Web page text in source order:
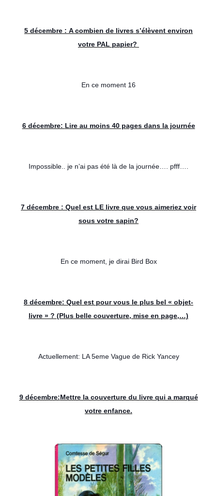
5 décembre : A combien de livres s’élèvent environ
votre PAL papier?
En ce moment 16
6 décembre: Lire au moins 40 pages dans la journée
Impossible.. je n’ai pas été là de la journée…. pfff….
7 décembre : Quel est LE livre que vous aimeriez voir
sous votre sapin?
En ce moment, je dirai Bird Box
8 décembre: Quel est pour vous le plus bel « objet-
livre » ? (Plus belle couverture, mise en page,…)
Actuellement: LA 5eme Vague de Rick Yancey
9 décembre:Mettre la couverture du livre qui a marqué
votre enfance.